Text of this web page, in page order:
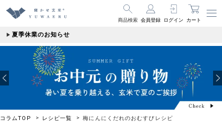
商品検索 会員登録 ログイン カート
夏季休業のお知らせ
コラムTOP レシピ一覧 梅にんにくだれのおむすびレシピ